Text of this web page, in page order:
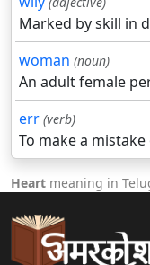
Marked by skill in
woman (noun)
An adult female
err (verb)
To make a
Heart meaning in